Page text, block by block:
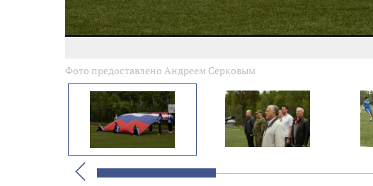
Фото предоставлено Андреем Серковым
Назад